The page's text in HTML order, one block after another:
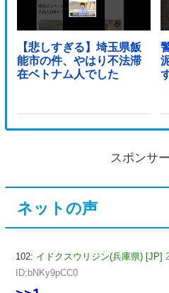
【悲しすぎる】埼玉県飯
能市の件、やはり不法滞
在ベトナム人でした
スポンサ
ネットの声
102: イドクスウリジン(兵庫県) [JP]
ID:bNKy9pCC0